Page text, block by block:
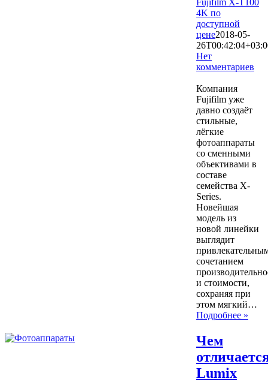
4K по
доступной
цене2018-05-
Нет
комментариев
Компания
Fujifilm уже
давно создаёт
стильные,
лёгкие
фотоаппараты
со сменными
объективами в
составе
семейства X-
Series.
Новейшая
модель из
новой линейки
выглядит
сочетанием
и стоимости,
сохраняя при
этом мягкий…
Подробнее »
Чем
Lumix